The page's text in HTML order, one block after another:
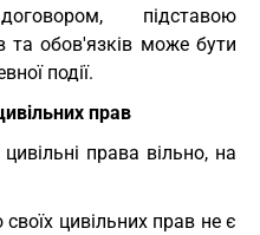
підставою
та обов'язків може бути
події.
прав
права вільно, на
цивільних прав не є